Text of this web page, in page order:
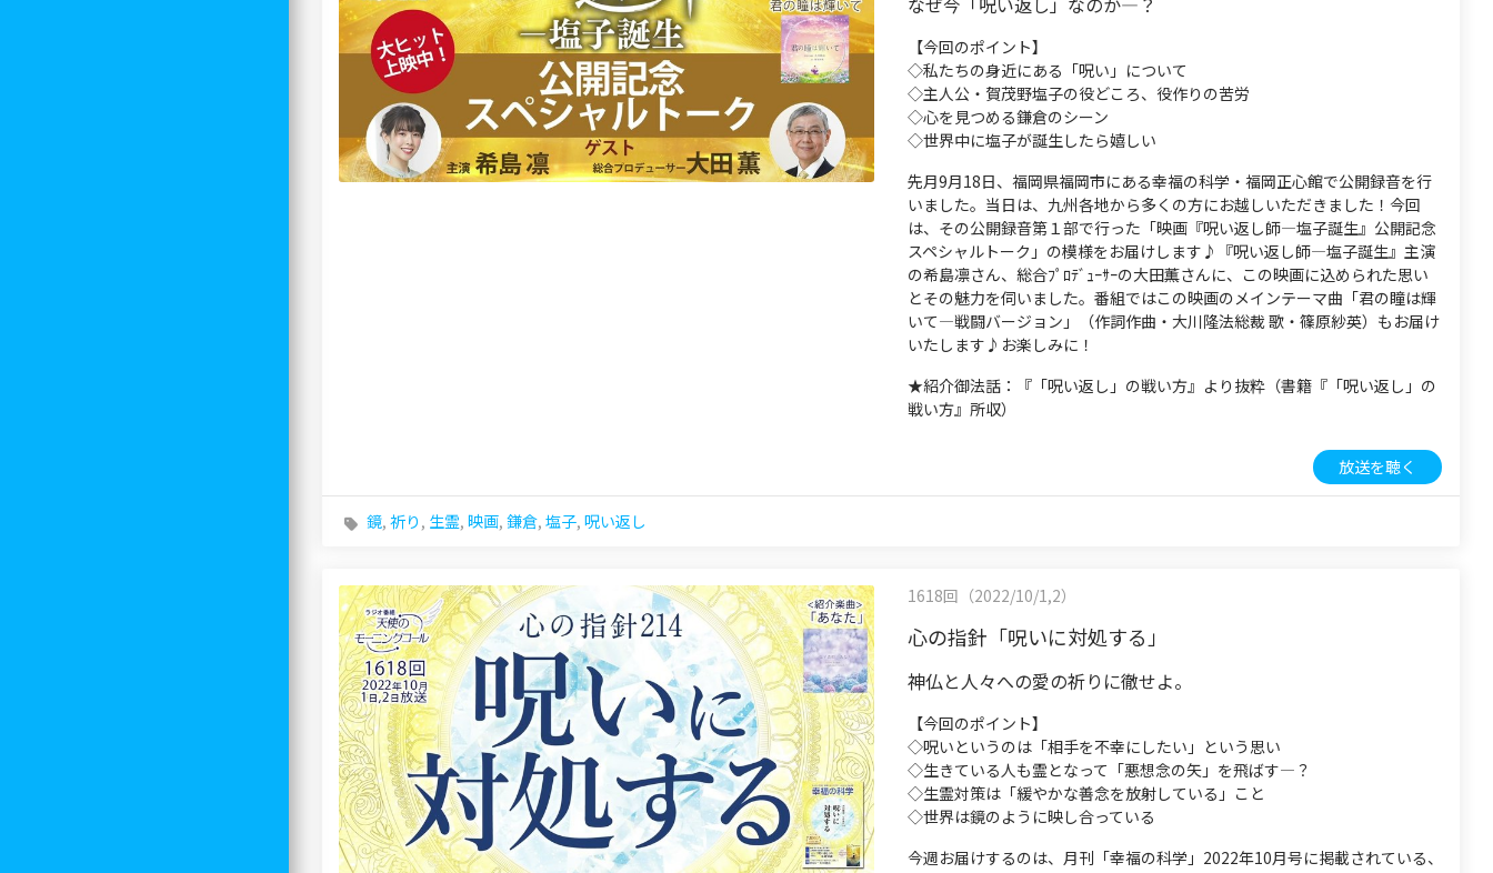
【今回のポイント】
◇私たちの身近にある「呪い」について
◇主人公・賀茂野塩子の役どころ、役作りの苦労
◇心を見つめる鎌倉のシーン
◇世界中に塩子が誕生したら嬉しい
先月9月18日、福岡県福岡市にある幸福の科学・福岡正心館で公開録音を行
いました。当日は、九州各地から多くの方にお越しいただきました！今回
は、その公開録音第１部で行った「映画『呪い返し師―塩子誕生』公開記念
スペシャルトーク」の模様をお届けします♪『呪い返し師―塩子誕生』主演
の希島凛さん、総合ﾌﾟﾛﾃﾞｭｰｻｰの大田薫さんに、この映画に込められた思い
とその魅力を伺いました。番組ではこの映画のメインテーマ曲「君の瞳は輝
いて―戦闘バージョン」（作詞作曲・大川隆法総裁 歌・篠原紗英）もお届け
いたします♪お楽しみに！
★紹介御法話：『「呪い返し」の戦い方』より抜粋（書籍『「呪い返し」の
戦い方』所収）
放送を聴く
鏡, 祈り , 生霊, 映画, 鎌倉, 塩子, 呪い返し
1618回（2022/10/1,2）
心の指針「呪いに対処する」
神仏と人々への愛の祈りに徹せよ。
【今回のポイント】
◇呪いというのは「相手を不幸にしたい」という思い
◇生きている人も霊となって「悪想念の矢」を飛ばす―？
◇生霊対策は「緩やかな善念を放射している」こと
◇世界は鏡のように映し合っている
今週お届けするのは、月刊「幸福の科学」2022年10月号に掲載されている、